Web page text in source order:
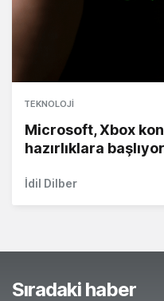
TEKNOLOJI
Microsoft, Xbox
hazırlıklara başlıyor
İdil Dilber
Sıradaki haber